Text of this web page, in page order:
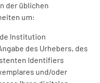
der üblichen
um:
Institution
des Urhebers, des
Identifiers
und/oder